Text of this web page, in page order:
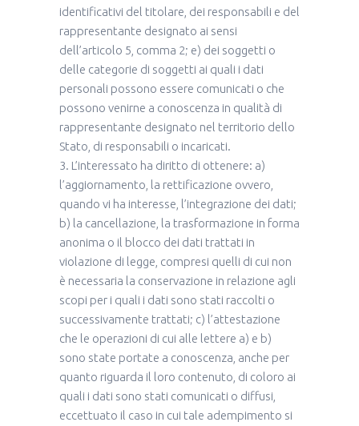
identificativi del titolare, dei responsabili e del
rappresentante designato ai sensi
dell’articolo 5, comma 2; e) dei soggetti o
delle categorie di soggetti ai quali i dati
personali possono essere comunicati o che
possono venirne a conoscenza in qualità di
rappresentante designato nel territorio dello
Stato, di responsabili o incaricati.
3. L’interessato ha diritto di ottenere: a)
l’aggiornamento, la rettificazione ovvero,
quando vi ha interesse, l’integrazione dei dati;
b) la cancellazione, la trasformazione in forma
anonima o il blocco dei dati trattati in
violazione di legge, compresi quelli di cui non
è necessaria la conservazione in relazione agli
scopi per i quali i dati sono stati raccolti o
successivamente trattati; c) l’attestazione
che le operazioni di cui alle lettere a) e b)
sono state portate a conoscenza, anche per
quanto riguarda il loro contenuto, di coloro ai
quali i dati sono stati comunicati o diffusi,
eccettuato il caso in cui tale adempimento si